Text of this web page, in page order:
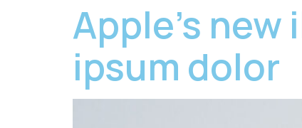
Apple’s
ipsum dolor